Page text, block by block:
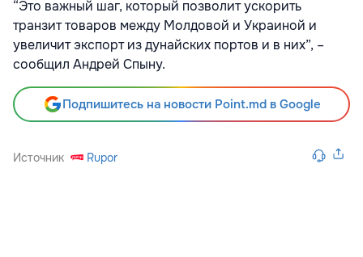
“Это важный шаг, который позволит ускорить
транзит товаров между Молдовой и Украиной и
увеличит экспорт из дунайских портов и в них”, –
сообщил Андрей Спыну.
Подпишитесь на новости Point.md в Google
Источник Rupor